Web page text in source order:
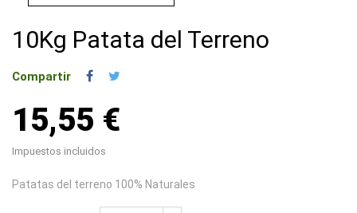
10Kg Patata del Terreno
Compartir
15,55 €
Impuestos incluidos
Patatas del terreno 100% Naturales